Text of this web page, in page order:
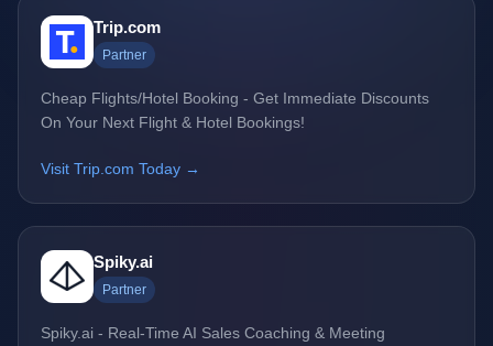
Trip.com
Partner
Cheap Flights/Hotel Booking - Get Immediate Discounts
On Your Next Flight & Hotel Bookings!
Visit Trip.com Today →
Spiky.ai
Partner
Spiky.ai - Real-Time AI Sales Coaching & Meeting